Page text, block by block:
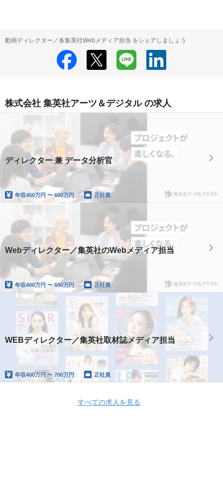
動画ディレクター／各集英社Webメディア担当 をシェアしましょう
株式会社 集英社アーツ＆デジタル の求人
ディレクター 兼 データ分析官
年収450万円 〜 600万円 正社員
Webディレクター／集英社のWebメディア担当
年収400万円 〜 600万円 正社員
WEBディレクター／集英社取材誌メディア担当
年収400万円 〜 700万円 正社員
すべての求人を見る